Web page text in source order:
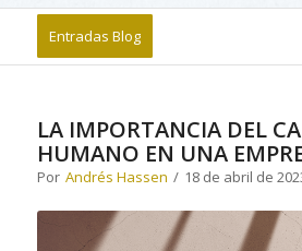
Entradas Blog
LA IMPORTANCIA DEL
HUMANO EN UNA
Por Andrés Hassen / 18 de abril de